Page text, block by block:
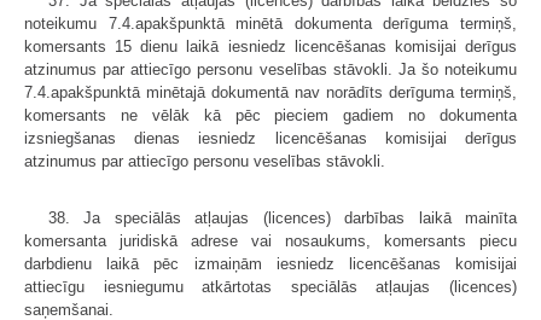
noteikumu 7.4.apakšpunktā minētā dokumenta derīguma termiņš,
komersants 15 dienu laikā iesniedz licencēšanas komisijai derīgus
atzinumus par attiecīgo personu veselības stāvokli. Ja šo noteikumu
7.4.apakšpunktā minētajā dokumentā nav norādīts derīguma termiņš,
komersants ne vēlāk kā pēc pieciem gadiem no dokumenta
izsniegšanas dienas iesniedz licencēšanas komisijai derīgus
atzinumus par attiecīgo personu veselības stāvokli.
38. Ja speciālās atļaujas (licences) darbības laikā mainīta
komersanta juridiskā adrese vai nosaukums, komersants piecu
darbdienu laikā pēc izmaiņām iesniedz licencēšanas komisijai
attiecīgu iesniegumu atkārtotas speciālās atļaujas (licences)
saņemšanai.